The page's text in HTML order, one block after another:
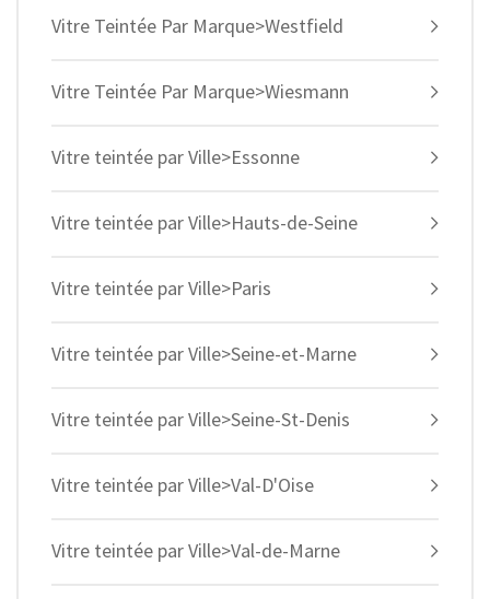
Vitre Teintée Par Marque>Westfield
Vitre Teintée Par Marque>Wiesmann
Vitre teintée par Ville>Essonne
Vitre teintée par Ville>Hauts-de-Seine
Vitre teintée par Ville>Paris
Vitre teintée par Ville>Seine-et-Marne
Vitre teintée par Ville>Seine-St-Denis
Vitre teintée par Ville>Val-D'Oise
Vitre teintée par Ville>Val-de-Marne